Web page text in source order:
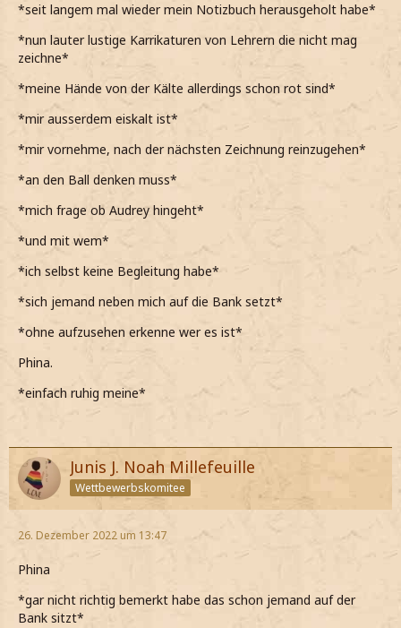
*seit langem mal wieder mein Notizbuch herausgeholt habe*
*nun lauter lustige Karrikaturen von Lehrern die nicht mag
zeichne*
*meine Hände von der Kälte allerdings schon rot sind*
*mir ausserdem eiskalt ist*
*mir vornehme, nach der nächsten Zeichnung reinzugehen*
*an den Ball denken muss*
*mich frage ob Audrey hingeht*
*und mit wem*
*ich selbst keine Begleitung habe*
*sich jemand neben mich auf die Bank setzt*
*ohne aufzusehen erkenne wer es ist*
Phina.
*einfach ruhig meine*
Junis J. Noah Millefeuille
Wettbewerbskomitee
26. Dezember 2022 um 13:47
Phina
*gar nicht richtig bemerkt habe das schon jemand auf der
Bank sitzt*